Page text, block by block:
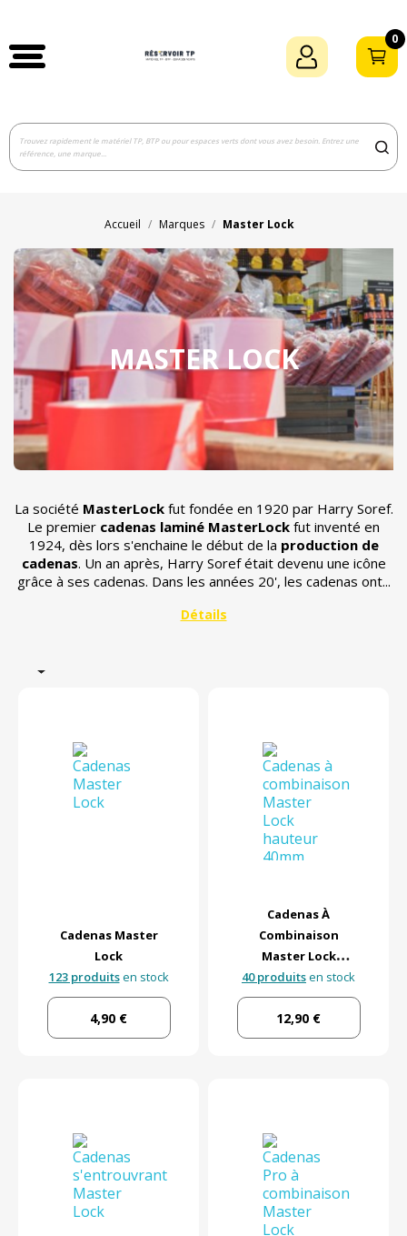
0
Accueil Marques Master Lock
MASTER LOCK
La société MasterLockfut fondée en 1920 par Harry Soref.
Le premier cadenas laminé MasterLock fut inventé en
1924, dès lors s'enchaine le début de la production de
cadenas. Un an après, Harry Soref était devenu une icône
grâce à ses cadenas. Dans les années 20', les cadenas ont...
Cadenas Master
Lock
123 produitsen stock
4,90 €
Cadenas À
Combinaison
Master Lock
Hauteur 40mm
40 produitsen stock
12,90 €